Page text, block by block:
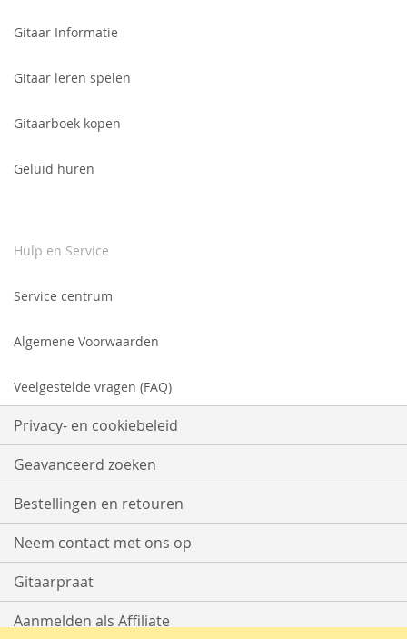
Gitaar Informatie
Gitaar leren spelen
Gitaarboek kopen
Geluid huren
Hulp en Service
Service centrum
Algemene Voorwaarden
Veelgestelde vragen (FAQ)
Privacy- en cookiebeleid
Geavanceerd zoeken
Bestellingen en retouren
Neem contact met ons op
Gitaarpraat
Aanmelden als Affiliate